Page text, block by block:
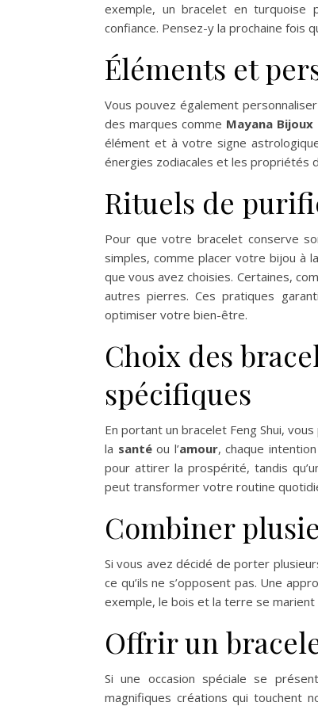
exemple, un bracelet en turquoise
confiance. Pensez-y la prochaine fois
Éléments et
Vous pouvez également
des marques comme Mayana
élément et à votre signe
énergies zodiacales et les propriétés
Rituels de
Pour que votre bracelet conserve
simples, comme placer votre bijou à
que vous avez choisies. Certaines,
autres pierres. Ces pratiques
optimiser votre bien-être.
Choix des
spécifiques
En portant un bracelet Feng Shui,
la santéou l’amour, chaque
pour attirer la prospérité, tandis
peut transformer votre routine
Combiner
Si vous avez décidé de porter
ce qu’ils ne s’opposent pas. Une
exemple, le bois et la terre se
Offrir un
Si une occasion spéciale se
magnifiques créations qui touchent